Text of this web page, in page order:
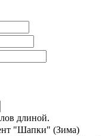
длиной.
"Шапки" (Зима)